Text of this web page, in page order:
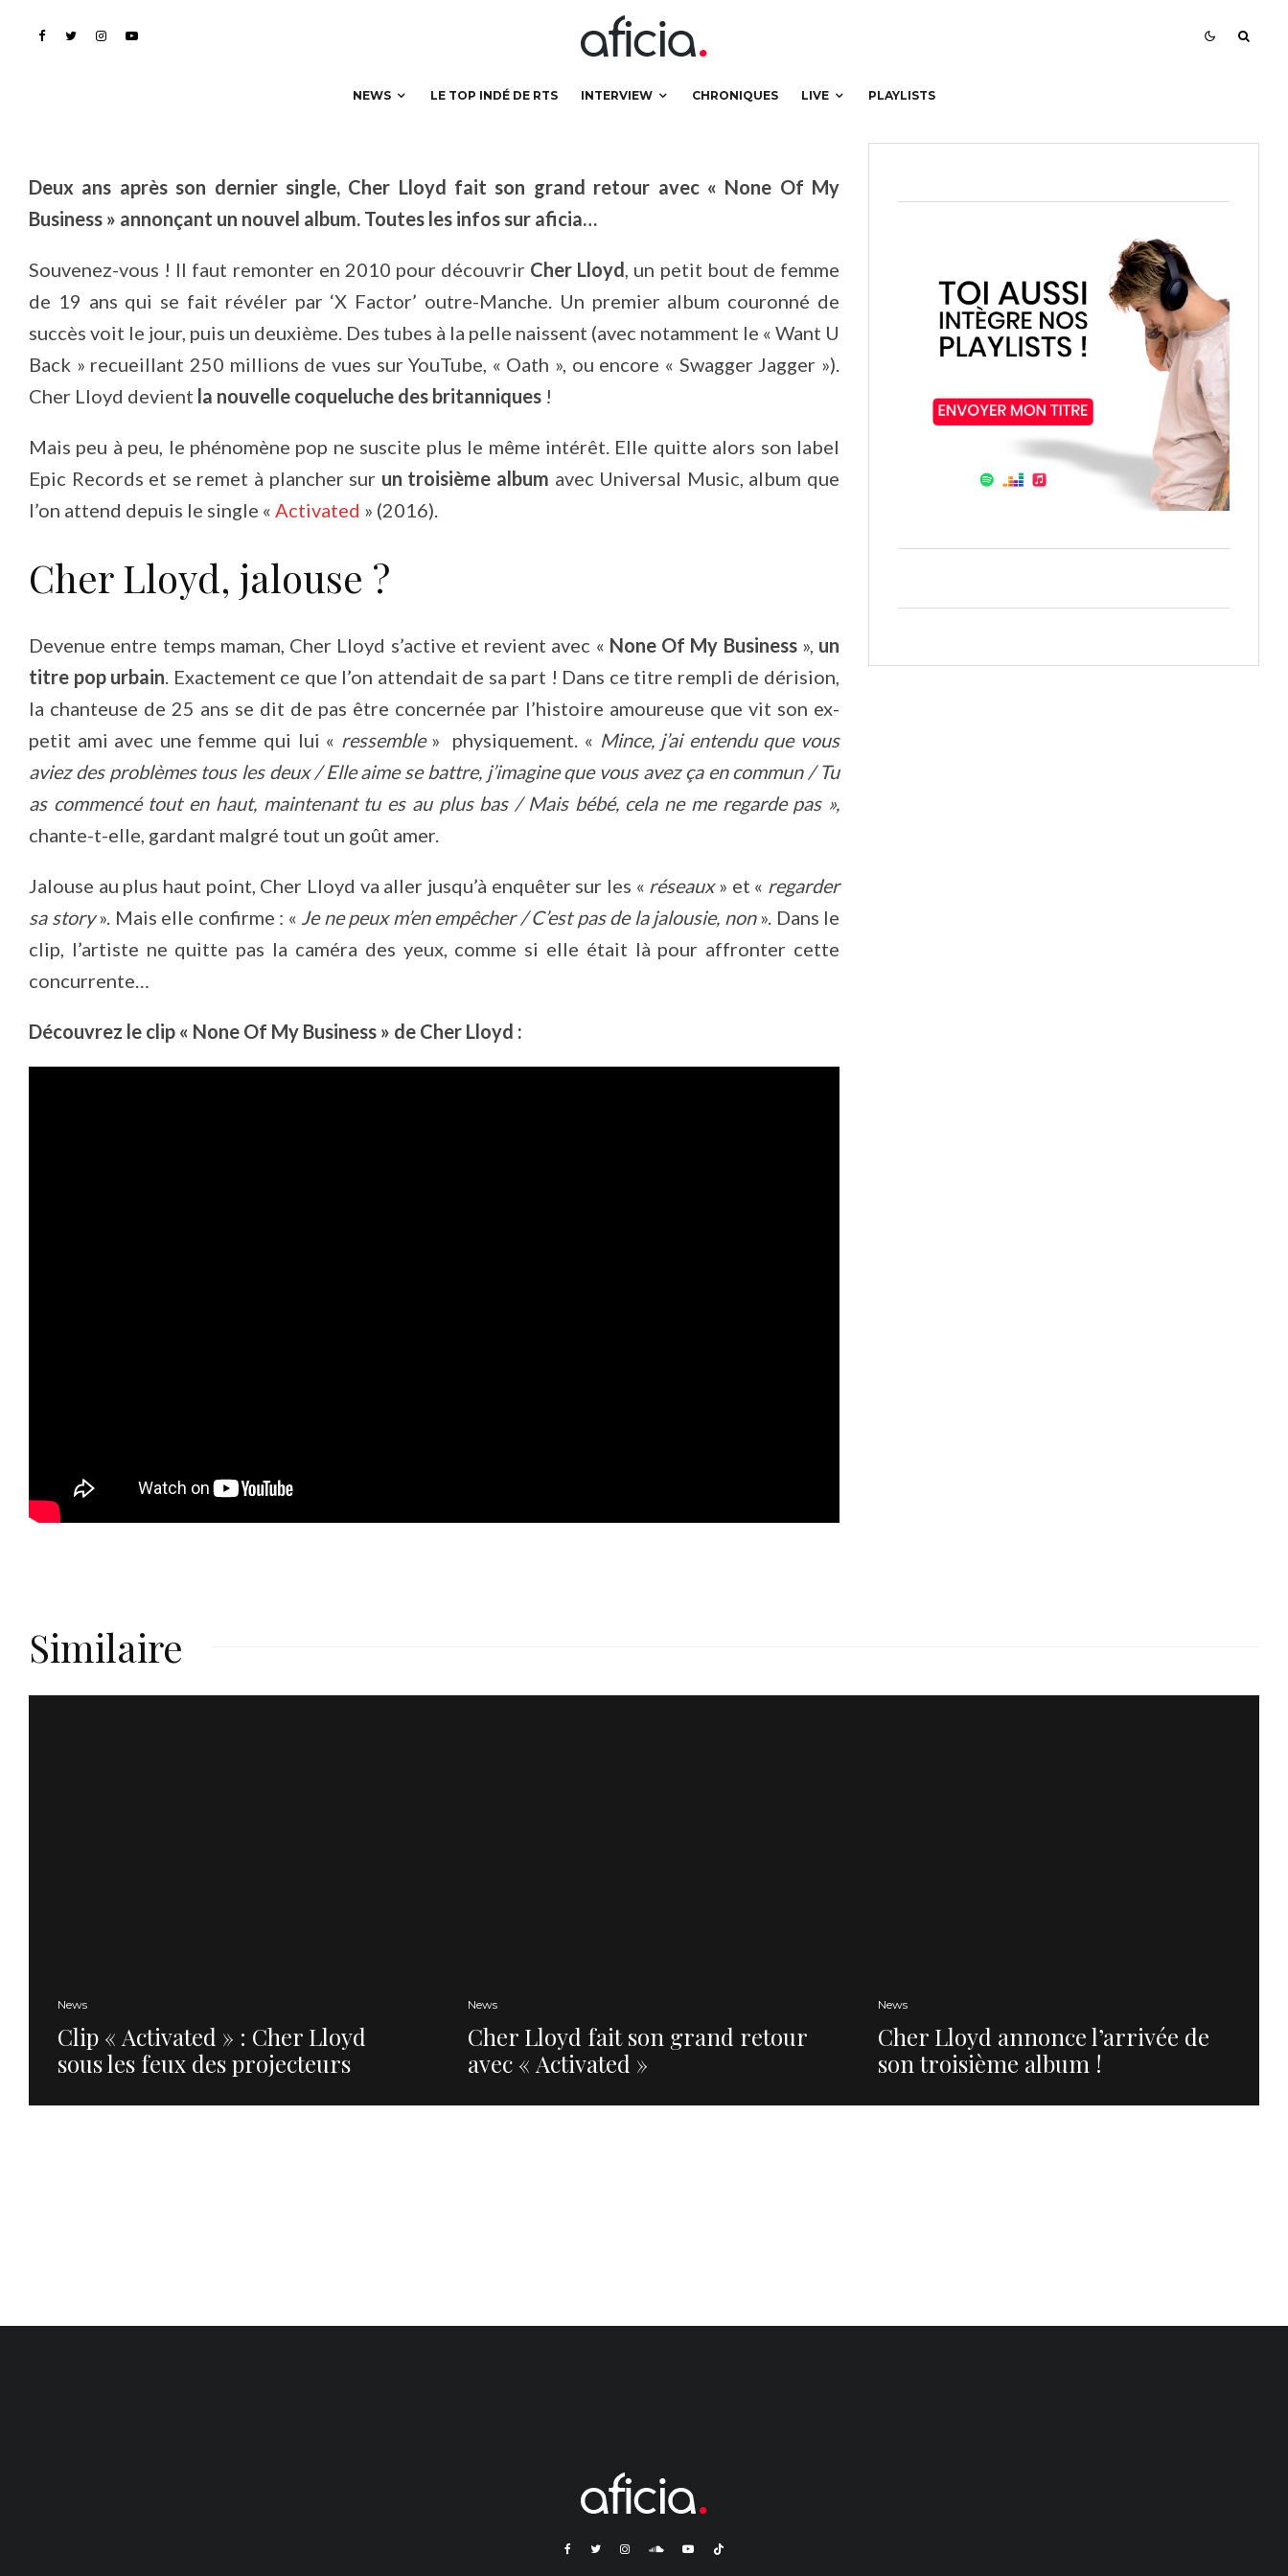
NEWS LE TOP INDÉ DE RTS INTERVIEW CHRONIQUES LIVE PLAYLISTS
revient avec beaucoup d’humour
Deux ans après son dernier single, Cher Lloyd fait son grand retour avec « None Of My
Business » annonçant un nouvel album. Toutes les infos sur aficia…
Souvenez-vous ! Il faut remonter en 2010 pour découvrir Cher Lloyd, un petit bout de femme
de 19 ans qui se fait révéler par ‘X Factor’ outre-Manche. Un premier album couronné de
succès voit le jour, puis un deuxième. Des tubes à la pelle naissent (avec notamment le « Want U
Back » recueillant 250 millions de vues sur YouTube, « Oath », ou encore « Swagger Jagger »).
Cher Lloyd devient la nouvelle coqueluche des britanniques !
Mais peu à peu, le phénomène pop ne suscite plus le même intérêt. Elle quitte alors son label
Epic Records et se remet à plancher sur un troisième album avec Universal Music, album que
l’on attend depuis le single « Activated » (2016).
Cher Lloyd, jalouse ?
Devenue entre temps maman, Cher Lloyd s’active et revient avec « None Of My Business », un
titre pop urbain. Exactement ce que l’on attendait de sa part ! Dans ce titre rempli de dérision,
la chanteuse de 25 ans se dit de pas être concernée par l’histoire amoureuse que vit son ex-
petit ami avec une femme qui lui « ressemble» physiquement. « Mince, j’ai entendu que vous
aviez des problèmes tous les deux / Elle aime se battre, j’imagine que vous avez ça en commun / Tu
as commencé tout en haut, maintenant tu es au plus bas / Mais bébé, cela ne me regarde pas »,
chante-t-elle, gardant malgré tout un goût amer.
Jalouse au plus haut point, Cher Lloyd va aller jusqu’à enquêter sur les « réseaux» et « regarder
sa story». Mais elle confirme : « Je ne peux m’en empêcher / C’est pas de la jalousie, non». Dans le
clip, l’artiste ne quitte pas la caméra des yeux, comme si elle était là pour affronter cette
concurrente…
Découvrez le clip « None Of My Business » de Cher Lloyd :
Similaire
News
Clip « Activated » : Cher Lloyd
sous les feux des projecteurs
News
Cher Lloyd fait son grand retour
avec « Activated »
News
Cher Lloyd annonce l’arrivée de
son troisième album !